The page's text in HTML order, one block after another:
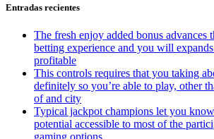
Entradas recientes
The fresh enjoy added bonus advances
betting experience and you will
profitable
This controls requires that you taking
definitely so you’re able to play, other
of and city
Typical jackpot champions let you
potential accessible to most of the